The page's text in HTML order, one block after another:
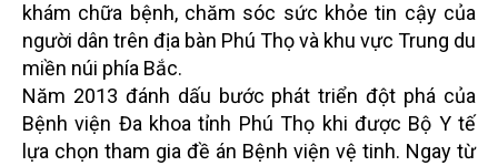
khám chữa bệnh, chăm sóc sức khỏe tin cậy của
người dân trên địa bàn Phú Thọ và khu vực Trung du
miền núi phía Bắc.
Năm 2013 đánh dấu bước phát triển đột phá của
Bệnh viện Đa khoa tỉnh Phú Thọ khi được Bộ Y tế
lựa chọn tham gia đề án Bệnh viện vệ tinh. Ngay từ